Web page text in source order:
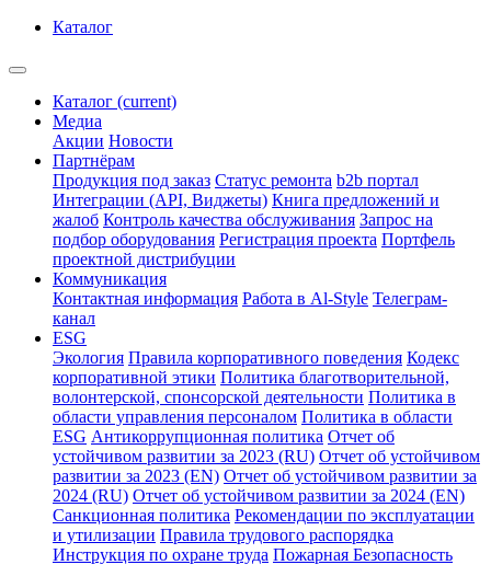
Каталог
Каталог (current)
Медиа
Акции Новости
Партнёрам
Продукция под заказ Статус ремонта b2b портал
Интеграции (API, Виджеты) Книга предложений и
жалоб Контроль качества обслуживания Запрос на
подбор оборудования Регистрация проекта Портфель
проектной дистрибуции
Коммуникация
Контактная информация Работа в Al-Style Телеграм-
канал
ESG
Экология Правила корпоративного поведения Кодекс
корпоративной этики Политика благотворительной,
волонтерской, спонсорской деятельности Политика в
области управления персоналом Политика в области
ESG Антикоррупционная политика Отчет об
устойчивом развитии за 2023 (RU) Отчет об устойчивом
развитии за 2023 (EN) Отчет об устойчивом развитии за
2024 (RU) Отчет об устойчивом развитии за 2024 (EN)
Санкционная политика Рекомендации по эксплуатации
и утилизации Правила трудового распорядка
Инструкция по охране труда Пожарная Безопасность